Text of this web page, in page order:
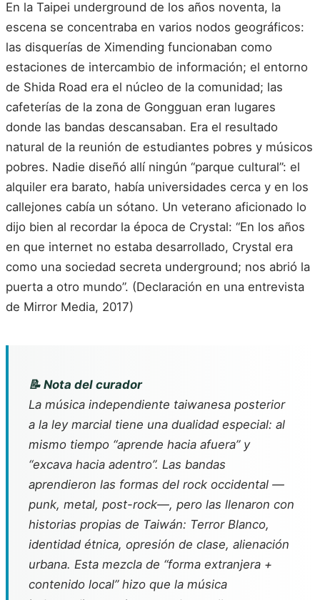
En la Taipei underground de los años noventa, la
escena se concentraba en varios nodos geográficos:
las disquerías de Ximending funcionaban como
estaciones de intercambio de información; el entorno
de Shida Road era el núcleo de la comunidad; las
cafeterías de la zona de Gongguan eran lugares
donde las bandas descansaban. Era el resultado
natural de la reunión de estudiantes pobres y músicos
pobres. Nadie diseñó allí ningún “parque cultural”: el
alquiler era barato, había universidades cerca y en los
callejones cabía un sótano. Un veterano aficionado lo
dijo bien al recordar la época de Crystal: “En los años
en que internet no estaba desarrollado, Crystal era
como una sociedad secreta underground; nos abrió la
puerta a otro mundo”. (Declaración en una entrevista
de Mirror Media, 2017)
📝 Nota del curador
La música independiente taiwanesa posterior
a la ley marcial tiene una dualidad especial: al
mismo tiempo “aprende hacia afuera” y
“excava hacia adentro”. Las bandas
aprendieron las formas del rock occidental —
punk, metal, post-rock—, pero las llenaron con
historias propias de Taiwán: Terror Blanco,
identidad étnica, opresión de clase, alienación
urbana. Esta mezcla de “forma extranjera +
contenido local” hizo que la música